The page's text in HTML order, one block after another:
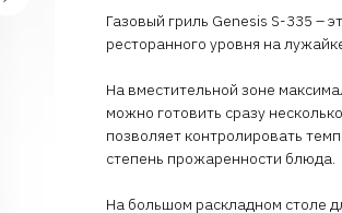
Газовый гриль Genesis S-335 –
ресторанного уровня на
На вместительной зоне
можно готовить сразу
позволяет контролировать
степень прожаренности блюда.
На большом раскладном столе